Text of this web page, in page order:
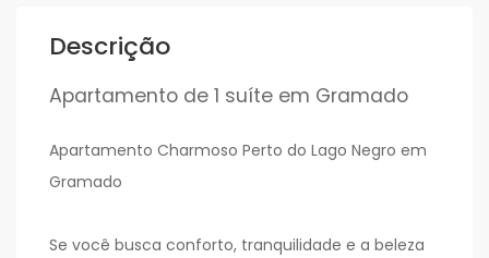
Descrição
Apartamento de 1 suíte em Gramado
Apartamento Charmoso Perto do Lago Negro em
Gramado
Se você busca conforto, tranquilidade e a beleza